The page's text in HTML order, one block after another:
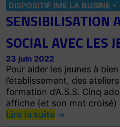
DISPOSITIF IME LA BUSINE
SENSIBILISATION
SOCIAL AVEC LES
23 juin 2022
Pour aider les jeunes à
l’établissement, des
formation d’A.S.S. Cinq
affiche (et son mot croisé)
Lire la suite